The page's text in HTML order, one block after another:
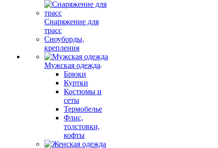
Снаряжение для
трасс
Сноуборды,
крепления
Мужская одежда
Брюки
Куртки
Костюмы и
сеты
Термобелье
Флис,
толстовки,
кофты